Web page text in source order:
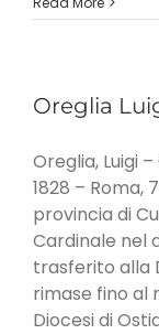
Oreglia
Oreglia, Luigi
1828 – Roma,
provincia di
Cardinale nel
trasferito alla
rimase fino al
Diocesi di